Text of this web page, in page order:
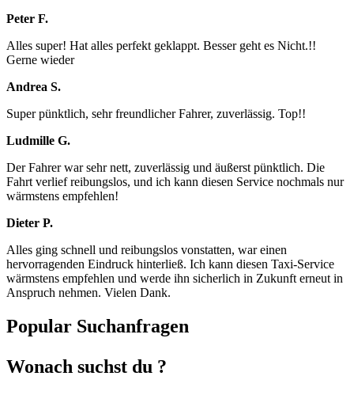
Peter F.
Alles super! Hat alles perfekt geklappt. Besser geht es Nicht.!!
Gerne wieder
Andrea S.
Super pünktlich, sehr freundlicher Fahrer, zuverlässig. Top!!
Ludmille G.
Der Fahrer war sehr nett, zuverlässig und äußerst pünktlich. Die
Fahrt verlief reibungslos, und ich kann diesen Service nochmals nur
wärmstens empfehlen!
Dieter P.
Alles ging schnell und reibungslos vonstatten, war einen
hervorragenden Eindruck hinterließ. Ich kann diesen Taxi-Service
wärmstens empfehlen und werde ihn sicherlich in Zukunft erneut in
Anspruch nehmen. Vielen Dank.
Popular Suchanfragen
Wonach suchst du ?